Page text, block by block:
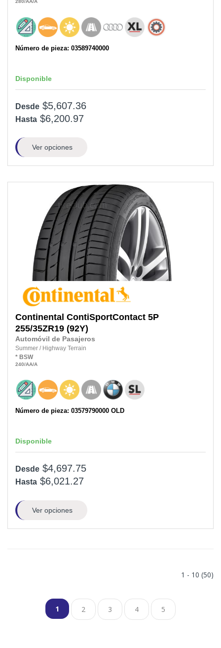
280/AA/A
Número de pieza: 03589740000
Disponible
Desde $5,607.36
Hasta $6,200.97
Ver opciones
Continental ContiSportContact 5P
255/35ZR19 (92Y)
Automóvil de Pasajeros
Summer / Highway Terrain
* BSW
240/AA/A
Número de pieza: 03579790000 OLD
Disponible
Desde $4,697.75
Hasta $6,021.27
Ver opciones
1 - 10 (50)
1 2 3 4 5